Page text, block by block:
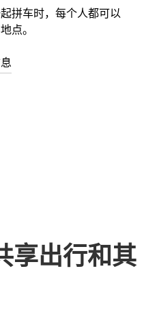
拼车时，每个人都可以
点。
享出行和其